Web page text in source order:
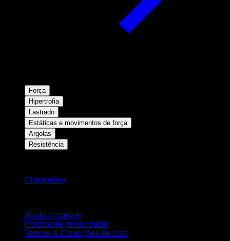
Força
Hipertrofia
Lastrado
Estáticas e movimentos de força
Argolas
Resistência
Changelog
Ajuda e suporte
Política de privacidade
Termos e Condições de Uso